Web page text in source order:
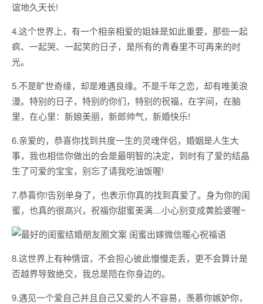
谊地久天长!
4.这个世界上，有一个相亲相爱的姐妹是如此重要，那些一起
疯、一起哭、一起笑的日子，是所有的青春里不可再来的时
光。
5.不是旷世奇缘，却是难遇良缘。不是千年之恋，却有唯美浪
漫。特别的日子，特别的你们，特别的祝福，在字间，在脑
里，在心里：新娘美丽，新郎帅气，新婚快乐!
6.亲爱的，恭喜你找到共度一生的灵魂伴侣，婚姻是人生大
事，我也相信你做出的会是最明智的决定，到时有了爱的结晶
生了可爱的宝宝，别忘了请我吃油饭喔!
7.恭喜你!告别单身了，也表示你真的找到真爱了。身为你的闺
蜜，也真的很高兴，祝福你甜蜜美满…小心别变成黄脸婆喔~
8.这世界上有种情谊，不会担心彼此慢慢走丢，更不会算计是
否越界导致绝交，我总是陪在你身边的。
9.遇见一个爱自己并且自己又爱的人不容易，羡慕你嫉妒你，